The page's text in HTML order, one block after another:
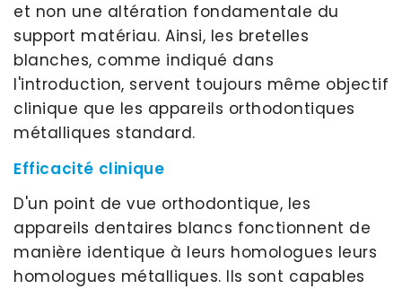
et non une altération fondamentale du
support matériau. Ainsi, les bretelles
blanches, comme indiqué dans
l'introduction, servent toujours même objectif
clinique que les appareils orthodontiques
métalliques standard.
Efficacité clinique
D'un point de vue orthodontique, les
appareils dentaires blancs fonctionnent de
manière identique à leurs homologues leurs
homologues métalliques. Ils sont capables